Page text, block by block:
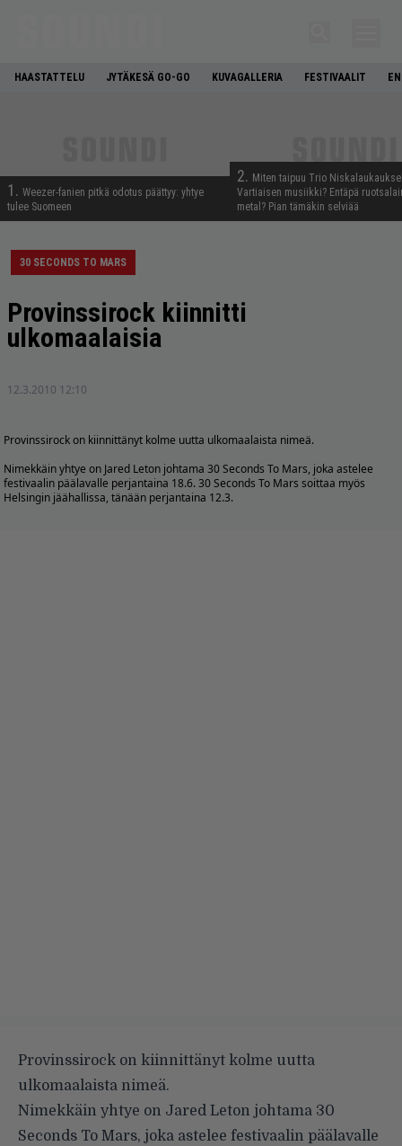
HAASTATTELU JYTÄKESÄ GO-GO KUVAGALLERIA FESTIVAALIT
1. Weezer-fanien pitkä odotus päättyy: yhtye
tulee Suomeen
2. Miten taipuu Trio
Vartiaisen musiikki? Entäpä
metal? Pian tämäkin selviää
30 SECONDS TO MARS
Provinssirock kiinnitti
ulkomaalaisia
12.3.2010 12:10
Provinssirock on kiinnittänyt kolme uutta ulkomaalaista nimeä.
Nimekkäin yhtye on Jared Leton johtama 30 Seconds To Mars, joka astelee
festivaalin päälavalle perjantaina 18.6. 30 Seconds To Mars soittaa myös
Helsingin jäähallissa, tänään perjantaina 12.3.
Provinssirock on kiinnittänyt kolme uutta
ulkomaalaista nimeä.
Nimekkäin yhtye on Jared Leton johtama 30
Seconds To Mars, joka astelee festivaalin päälavalle